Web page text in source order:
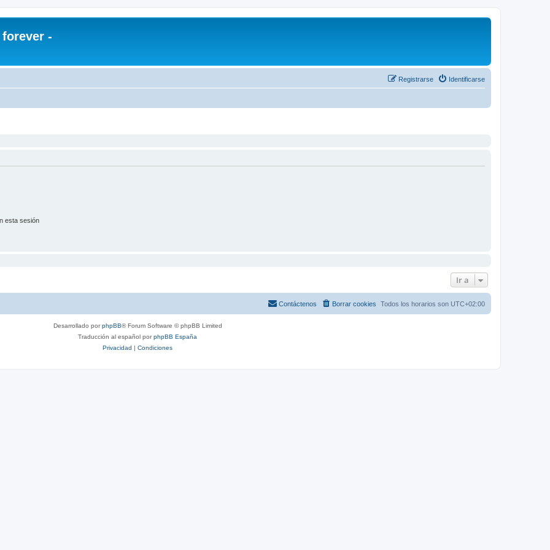
forever -
Identificarse
Registrarse
esta sesión
Ir a
Todos los horarios son UTC+02:00
Borrar cookies
Contáctenos
Desarrollado porphpBB® Forum Software © phpBB Limited
Traducción al español porphpBB España
Privacidad | Condiciones